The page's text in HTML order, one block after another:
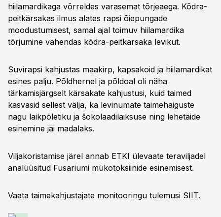
hiilamardikaga võrreldes varasemat tõrjeaega. Kõdra-
peitkärsakas ilmus alates rapsi õiepungade
moodustumisest, samal ajal toimuv hiilamardika
tõrjumine vähendas kõdra-peitkärsaka levikut.
Suvirapsi kahjustas maakirp, kapsakoid ja hiilamardikat
esines palju. Põldhernel ja põldoal oli näha
tärkamisjärgselt kärsakate kahjustusi, kuid taimed
kasvasid sellest välja, ka levinumate taimehaiguste
nagu laikpõletiku ja šokolaadilaiksuse ning lehetäide
esinemine jäi madalaks.
Viljakoristamise järel annab ETKI ülevaate teraviljadel
analüüsitud Fusariumi mükotoksiinide esinemisest.
Vaata taimekahjustajate monitooringu tulemusi SIIT.